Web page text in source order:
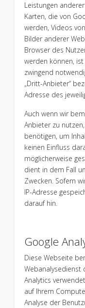
Leistungen
Karten, die von
werden, Videos
Bilder anderer
Browser des
werden können,
zwingend
„Dritt-Anbieter“
Adresse des
Auch wenn wir
Anbieter zu
benötigen, um
keinen Einfluss
möglicherweise
dient in dem Fall
Zwecken. Sofern
IP-Adresse
darauf hin.
Google
Diese Webseite
Webanalysedienst
Analytics
auf Ihrem
Analyse der